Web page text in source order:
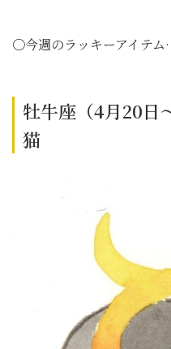
〇今週のラッキーアイテ
牡牛座（4月20
猫